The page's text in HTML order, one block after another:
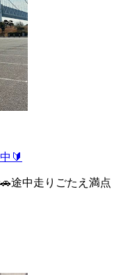
🔰
途中走りごたえ満点